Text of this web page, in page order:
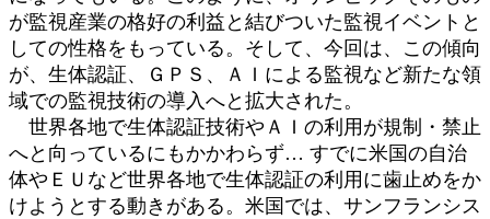
が監視産業の格好の利益と結びついた監視イベントと
しての性格をもっている。そして、今回は、この傾向
が、生体認証、ＧＰＳ、ＡＩによる監視など新たな領
域での監視技術の導入へと拡大された。
世界各地で生体認証技術やＡＩの利用が規制・禁止
へと向っているにもかかわらず… すでに米国の自治
体やＥＵなど世界各地で生体認証の利用に歯止めをか
けようとする動きがある。米国では、サンフランシス